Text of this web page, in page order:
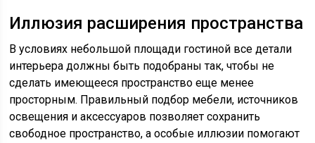
Иллюзия расширения пространства
В условиях небольшой площади гостиной все детали
интерьера должны быть подобраны так, чтобы не
сделать имеющееся пространство еще менее
просторным. Правильный подбор мебели, источников
освещения и аксессуаров позволяет сохранить
свободное пространство, а особые иллюзии помогают